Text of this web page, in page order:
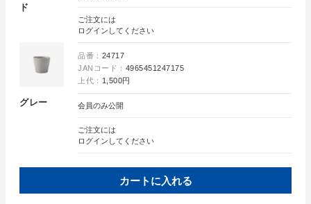
ド
ご注文には
ログイン してください
グレー
品番： 24717
JANコード： 4965451247175
上代： 1,500円
会員のみ公開
ご注文には
ログイン してください
カートに入れる